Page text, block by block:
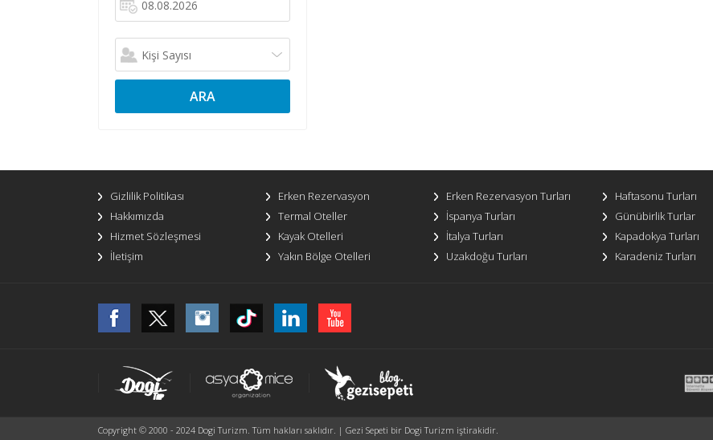
ARA
Gizlilik Politikası
Hakkımızda
Hizmet Sözleşmesi
İletişim
Erken Rezervasyon
Termal Oteller
Kayak Otelleri
Yakın Bölge Otelleri
Erken Rezervasyon Turları
İspanya Turları
İtalya Turları
Uzakdoğu Turları
Haftasonu Turları
Günübirlik Turlar
Kapadokya Turları
Karadeniz Turları
Copyright © 2000 - 2024 Dogi Turizm. Tüm hakları saklıdır. | Gezi Sepeti bir Dogi Turizm iştirakidir.